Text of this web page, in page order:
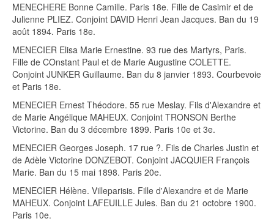
MENECHERE Bonne Camille. Paris 18e. Fille de Casimir et de
Julienne PLIEZ. Conjoint DAVID Henri Jean Jacques. Ban du 19
août 1894. Paris 18e.
MENECIER Elisa Marie Ernestine. 93 rue des Martyrs, Paris.
Fille de COnstant Paul et de Marie Augustine COLETTE.
Conjoint JUNKER Guillaume. Ban du 8 janvier 1893. Courbevoie
et Paris 18e.
MENECIER Ernest Théodore. 55 rue Meslay. Fils d'Alexandre et
de Marie Angélique MAHEUX. Conjoint TRONSON Berthe
Victorine. Ban du 3 décembre 1899. Paris 10e et 3e.
MENECIER Georges Joseph. 17 rue ?. Fils de Charles Justin et
de Adèle Victorine DONZEBOT. Conjoint JACQUIER François
Marie. Ban du 15 mai 1898. Paris 20e.
MENECIER Hélène. Villeparisis. Fille d'Alexandre et de Marie
MAHEUX. Conjoint LAFEUILLE Jules. Ban du 21 octobre 1900.
Paris 10e.